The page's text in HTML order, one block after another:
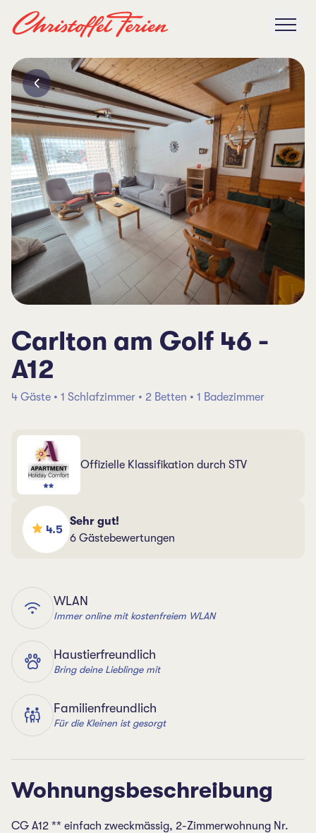
Carlton am Golf 46 -
A12
4 Gäste • 1 Schlafzimmer • 2 Betten • 1 Badezimmer
Offizielle Klassifikation durch STV
4.5
Sehr gut!
6 Gästebewertungen
WLAN
Immer online mit kostenfreiem WLAN
Haustierfreundlich
Bring deine Lieblinge mit
Familienfreundlich
Für die Kleinen ist gesorgt
Wohnungsbeschreibung
CG A12 ** einfach zweckmässig, 2-Zimmerwohnung Nr.